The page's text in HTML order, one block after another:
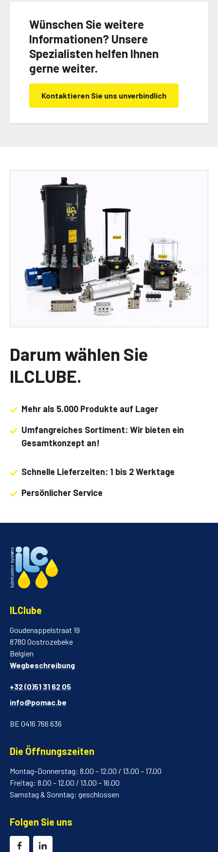
Wünschen Sie weitere
Informationen? Unsere
Spezialisten helfen Ihnen
gerne weiter.
Kontaktieren Sie uns unverbindlich
Darum wählen Sie
ILCLUBE.
Mehr als 5.000 Produkte auf Lager
Umfangreiches Sortiment: Wir bieten ein
Gesamtkonzept an!
Schnelle Lieferzeiten: 1 bis 2 Werktage
Persönlicher Service
ILClube
Goudenappelstraat 19
8780 Oostrozebeke
Belgien
Wegbeschreibung
+32 (0)51 31 62 05
info@pomac.be
BE 0416 766 636
Die Öffnungszeiten
Montag–Donnerstag: 8.00 – 12.00 / 13.00 – 17.00
Freitag: 8.00 – 12.00 / 13.00 – 16.00
Samstag & Sonntag: geschlossen
Folgen Sie uns